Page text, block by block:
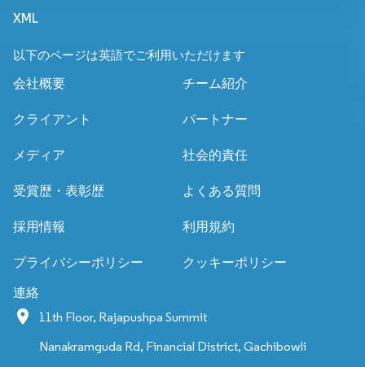
XML
以下のページは英語でご利用いただけます
会社概要 チーム紹介
クライアント パートナー
メディア 社会的責任
受賞歴・表彰歴 よくある質問
採用情報 利用規約
プライバシーポリシー クッキーポリシー
連絡
11th Floor, Rajapushpa Summit
Nanakramguda Rd, Financial District, Gachibowli